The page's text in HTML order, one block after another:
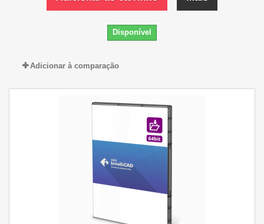
Disponível
Adicionar à comparação